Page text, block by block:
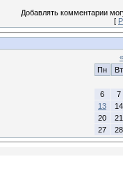
Добавлять комментарии
[
«
Пн
Вт
6
7
13
14
20
21
27
28